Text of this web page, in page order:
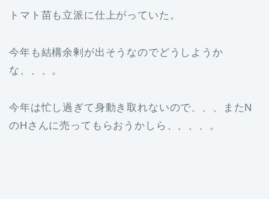
トマト苗も立派に仕上がっていた。
今年も結構余剰が出そうなのでどうしようか
な、、、。
今年は忙し過ぎて身動き取れないので、、、またN
のHさんに売ってもらおうかしら、、、、。